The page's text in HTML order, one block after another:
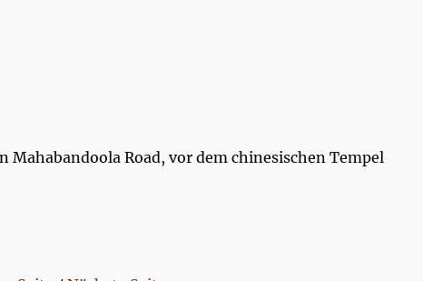
Mahabandoola Road, vor dem chinesischen Tempel